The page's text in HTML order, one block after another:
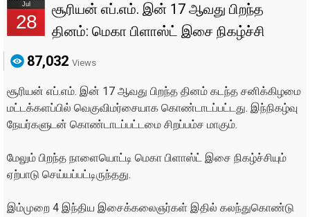
Jul
28
சூரியன் எப்.எம். இன் 17 ஆவது பிறந்த
தினம்: மெகா பிளாஸ்ட் இசை நிகழ்ச்சி
87,032 Views
சூரியன் எப்.எம். இன் 17 ஆவது பிறந்த தினம் கடந்த சனிக்கிழமை
மட்டக்களப்பில் வெகுவிமர்சையாக கொண்டாடப்பட்டது. இந்நிகழ்வு
நேயர்களுடன் கொண்டாடப்பட்டமை சிறப்பம்ச மாகும்.
மேலும் பிறந்த நாளையொட்டி மெகா பிளாஸ்ட் இசை நிகழ்ச்சியும்
ஏற்பாடு செய்யப்பட்டிருந்தது.
இம்முறை 4 இந்திய இசைக்கலைஞர்கள் இதில் கலந்துகொண்டு